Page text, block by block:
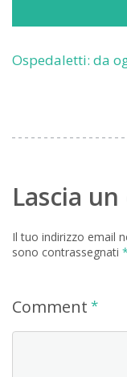
Ospedaletti: da
Lascia
Il tuo indirizzo email
sono contrassegnati *
Comment *